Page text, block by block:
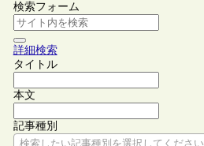
検索フォーム
詳細検索
タイトル
本文
記事種別
検索したい記事種別を選択してください